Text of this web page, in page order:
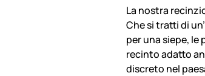
La nostra
Che si tratti di un’
per una siepe,
recinto adatto
discreto nel